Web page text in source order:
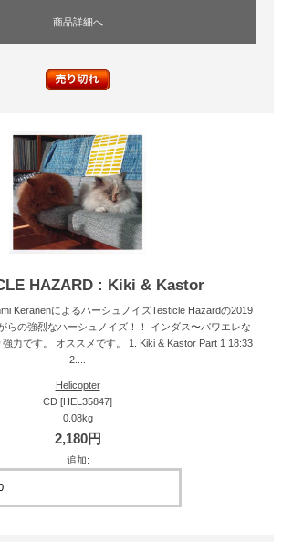
商品詳細へ
HAZARD : Kiki & Kastor
KeränenによるハーシュノイズTesticle Hazardの2019
らの強烈なハーシュノイズ！！ インダス〜パワエレな
力です。 オススメです。 1. Kiki & Kastor Part 1 18:33
2....
Helicopter
CD [HEL35847]
0.08kg
2,180円
追加: